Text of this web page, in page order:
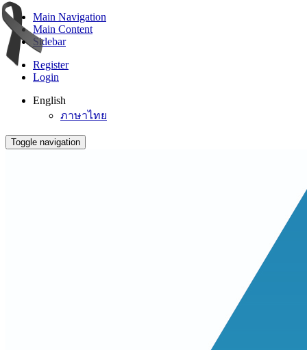
Main Navigation
Main Content
Sidebar
Register
Login
English
ภาษาไทย
Toggle navigation